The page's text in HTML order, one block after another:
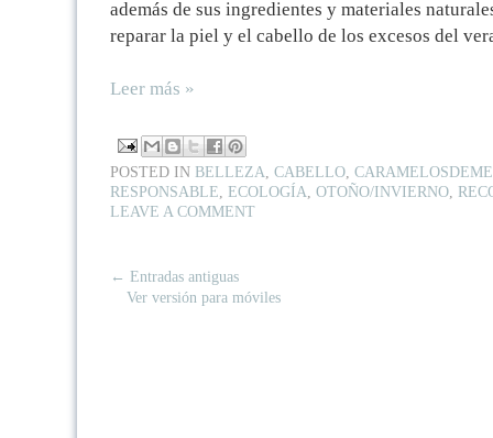
además de sus ingredientes y materiales
reparar la piel y el cabello de los excesos del
Leer más »
POSTED IN BELLEZA, CABELLO,
RESPONSABLE, ECOLOGÍA, OTOÑO/INVIERNO,
LEAVE A COMMENT
← Entradas antiguas
Ver versión para móviles